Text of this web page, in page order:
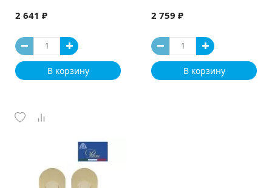
2 641 ₽
В корзину
2 759 ₽
В корзину